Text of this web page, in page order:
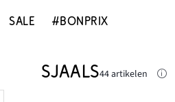
SALE #BONPRIX
SJAALS44 artikelen